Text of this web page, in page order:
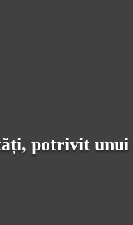
potrivit unui